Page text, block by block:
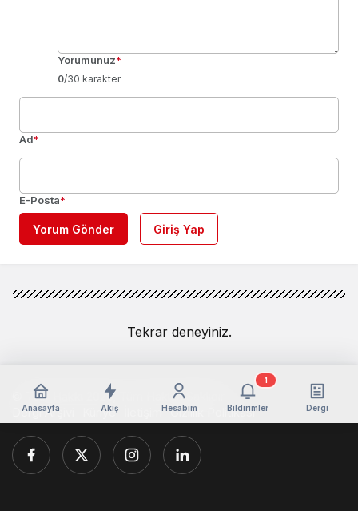
Yorumunuz*
0/30 karakter
Ad*
E-Posta*
Yorum Gönder Giriş Yap
Tekrar deneyiniz.
Anasayfa Akış Hesabım Bildirimler
1
Dergi
© Telif Hakkı 2026, Tüm Hakları Saklıdır
Dergi Arşivi
Künye İletişim Gizlilik Politikası